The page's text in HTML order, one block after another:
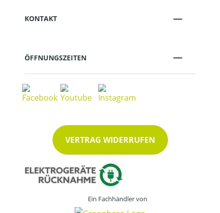
KONTAKT
ÖFFNUNGSZEITEN
VERTRAG WIDERRUFEN
Ein Fachhändler von